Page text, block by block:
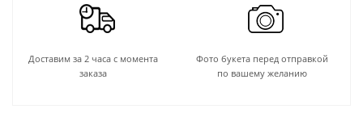
Доставим за 2 часа с момента
заказа
Фото букета перед отправкой
по вашему желанию